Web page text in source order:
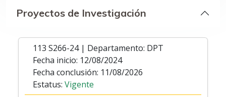
Proyectos de Investigación
113 S266-24 | Departamento: DPT
Fecha inicio: 12/08/2024
Fecha conclusión: 11/08/2026
Estatus: Vigente